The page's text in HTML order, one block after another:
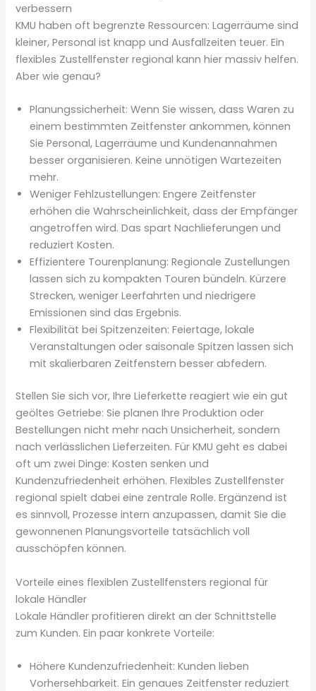
verbessern
KMU haben oft begrenzte Ressourcen: Lagerräume sind
kleiner, Personal ist knapp und Ausfallzeiten teuer. Ein
flexibles Zustellfenster regional kann hier massiv helfen.
Aber wie genau?
Planungssicherheit: Wenn Sie wissen, dass Waren zu
einem bestimmten Zeitfenster ankommen, können
Sie Personal, Lagerräume und Kundenannahmen
besser organisieren. Keine unnötigen Wartezeiten
mehr.
Weniger Fehlzustellungen: Engere Zeitfenster
erhöhen die Wahrscheinlichkeit, dass der Empfänger
angetroffen wird. Das spart Nachlieferungen und
reduziert Kosten.
Effizientere Tourenplanung: Regionale Zustellungen
lassen sich zu kompakten Touren bündeln. Kürzere
Strecken, weniger Leerfahrten und niedrigere
Emissionen sind das Ergebnis.
Flexibilität bei Spitzenzeiten: Feiertage, lokale
Veranstaltungen oder saisonale Spitzen lassen sich
mit skalierbaren Zeitfenstern besser abfedern.
Stellen Sie sich vor, Ihre Lieferkette reagiert wie ein gut
geöltes Getriebe: Sie planen Ihre Produktion oder
Bestellungen nicht mehr nach Unsicherheit, sondern
nach verlässlichen Lieferzeiten. Für KMU geht es dabei
oft um zwei Dinge: Kosten senken und
Kundenzufriedenheit erhöhen. Flexibles Zustellfenster
regional spielt dabei eine zentrale Rolle. Ergänzend ist
es sinnvoll, Prozesse intern anzupassen, damit Sie die
gewonnenen Planungs­vorteile tatsächlich voll
ausschöpfen können.
Vorteile eines flexiblen Zustellfensters regional für
lokale Händler
Lokale Händler profitieren direkt an der Schnittstelle
zum Kunden. Ein paar konkrete Vorteile:
Höhere Kundenzufriedenheit: Kunden lieben
Vorhersehbarkeit. Ein genaues Zeitfenster reduziert